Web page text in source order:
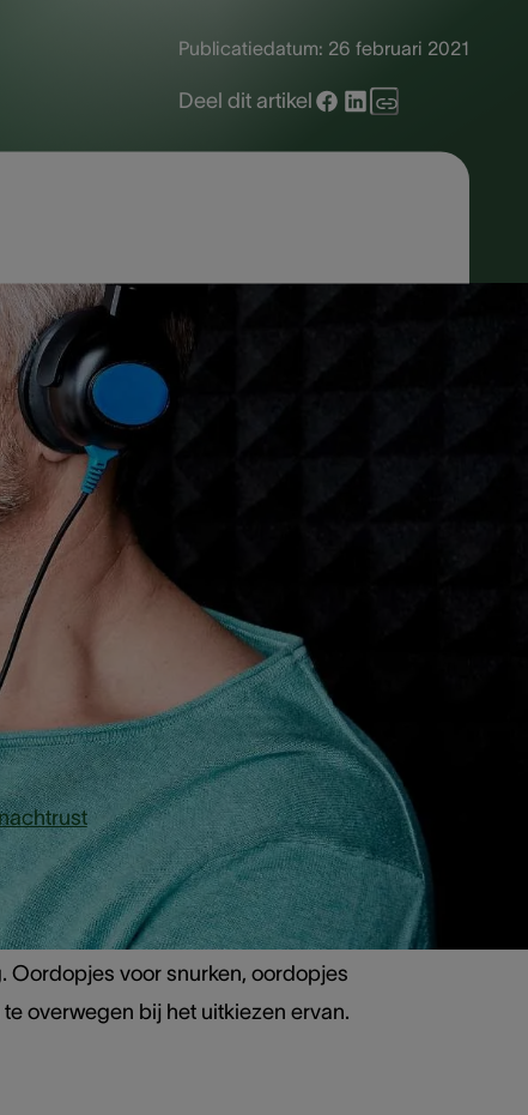
Publicatiedatum: 26 februari 2021
Deel dit artikel
van rust en helpen om uw
bestaan en er veel manieren
wanneer u ze
verkrijgbaar zijn.
zijn
door zware machines en voertuigen,
in het midden van lawaai
Oordopjes voor snurken, oordopjes
overwegen bij het uitkiezen ervan.